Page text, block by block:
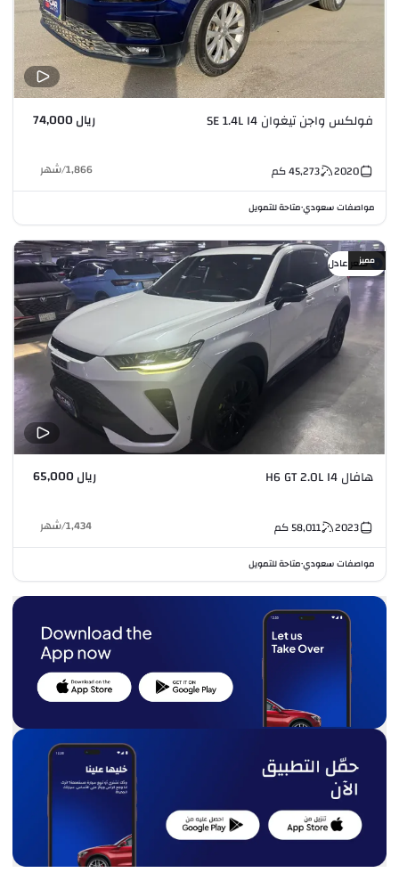
فولكس واجن تيغوان SE 1.4L I4 ريال 74,000
2020
45,273كم 1,866
/شهر
مواصفات سعودي•متاحة للتمويل
سعر عادلمميز
هافال H6 GT 2.0L I4 ريال 65,000
2023
58,011كم 1,434
/شهر
مواصفات سعودي•متاحة للتمويل